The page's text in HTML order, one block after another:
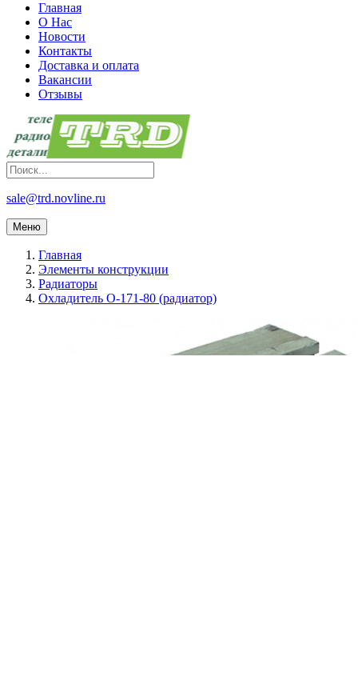
Главная
О Нас
Новости
Контакты
Доставка и оплата
Вакансии
Отзывы
sale@trd.novline.ru
Меню
Главная
Элементы конструкции
Радиаторы
Охладитель О-171-80 (радиатор)